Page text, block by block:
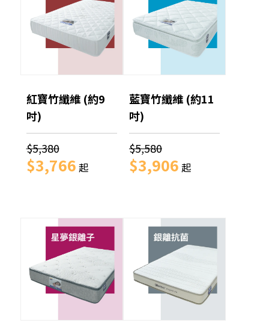
紅寶竹纖維 (約9
吋)
$5,380
$3,766 起
藍寶竹纖維 (約11
吋)
$5,580
$3,906 起